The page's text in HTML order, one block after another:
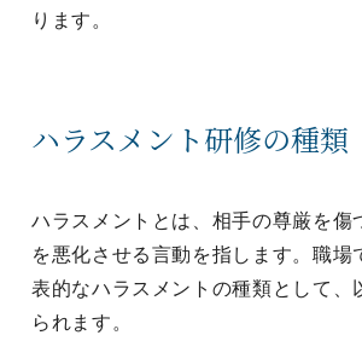
ります。
ハラスメント研修の種類
ハラスメントとは、相手の尊厳を傷
を悪化させる言動を指します。職場
表的なハラスメントの種類として、
られます。